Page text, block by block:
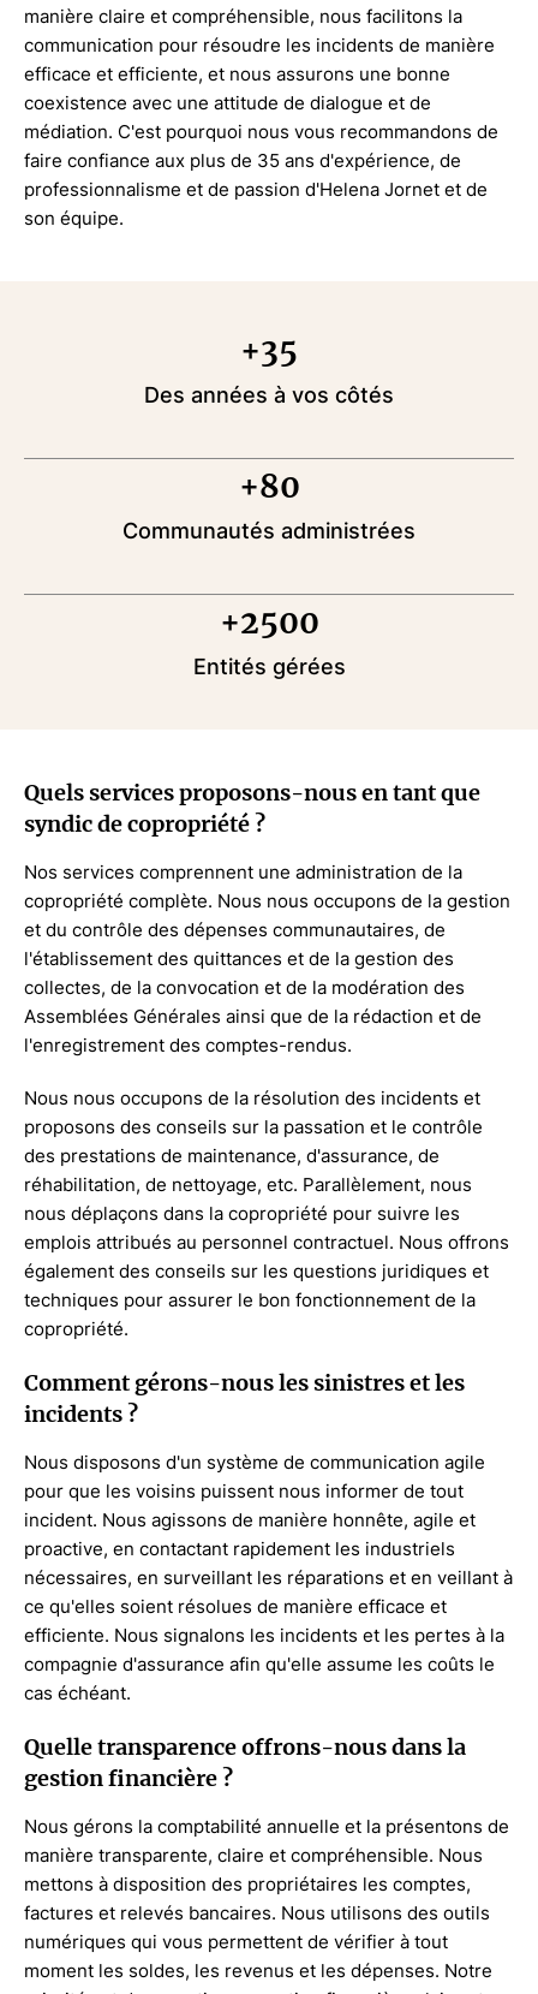
manière claire et compréhensible, nous facilitons la
communication pour résoudre les incidents de manière
efficace et efficiente, et nous assurons une bonne
coexistence avec une attitude de dialogue et de
médiation. C'est pourquoi nous vous recommandons de
faire confiance aux plus de 35 ans d'expérience, de
professionnalisme et de passion d'Helena Jornet et de
son équipe.
+35
Des années à vos côtés
+80
Communautés administrées
+2500
Entités gérées
Quels services proposons-nous en tant que
syndic de copropriété ?
Nos services comprennent une administration de la
copropriété complète. Nous nous occupons de la gestion
et du contrôle des dépenses communautaires, de
l'établissement des quittances et de la gestion des
collectes, de la convocation et de la modération des
Assemblées Générales ainsi que de la rédaction et de
l'enregistrement des comptes-rendus.
Nous nous occupons de la résolution des incidents et
proposons des conseils sur la passation et le contrôle
des prestations de maintenance, d'assurance, de
réhabilitation, de nettoyage, etc. Parallèlement, nous
nous déplaçons dans la copropriété pour suivre les
emplois attribués au personnel contractuel. Nous offrons
également des conseils sur les questions juridiques et
techniques pour assurer le bon fonctionnement de la
copropriété.
Comment gérons-nous les sinistres et les
incidents ?
Nous disposons d'un système de communication agile
pour que les voisins puissent nous informer de tout
incident. Nous agissons de manière honnête, agile et
proactive, en contactant rapidement les industriels
nécessaires, en surveillant les réparations et en veillant à
ce qu'elles soient résolues de manière efficace et
efficiente. Nous signalons les incidents et les pertes à la
compagnie d'assurance afin qu'elle assume les coûts le
cas échéant.
Quelle transparence offrons-nous dans la
gestion financière ?
Nous gérons la comptabilité annuelle et la présentons de
manière transparente, claire et compréhensible. Nous
mettons à disposition des propriétaires les comptes,
factures et relevés bancaires. Nous utilisons des outils
numériques qui vous permettent de vérifier à tout
moment les soldes, les revenus et les dépenses. Notre